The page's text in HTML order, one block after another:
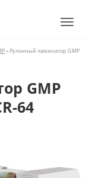
» Рулонный ламинатор GMP
GMP
64